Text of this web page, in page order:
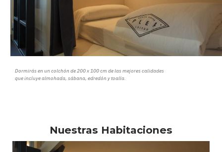
Dormirás en un colchón de 200 x 100 cm de las mejores calidades
que incluye almohada, sábana, edredón y toalla.
Nuestras Habitaciones